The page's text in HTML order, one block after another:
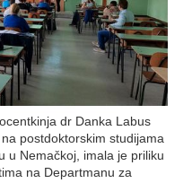
dr Danka Labus
postdoktorskim studijama
u Nemačkoj, imala je priliku
na Departmanu za